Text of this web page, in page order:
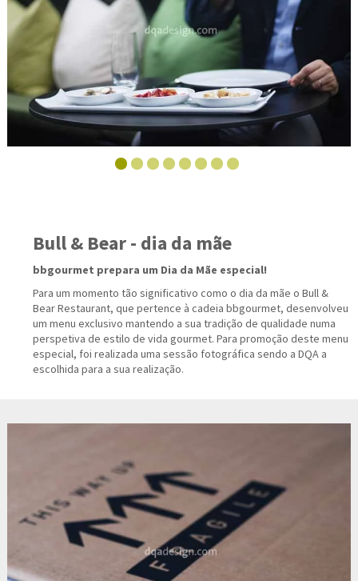
Bull & Bear - dia da mãe
bbgourmet prepara um Dia da Mãe especial!
Para um momento tão significativo como o dia da mãe o Bull &
Bear Restaurant, que pertence à cadeia bbgourmet, desenvolveu
um menu exclusivo mantendo a sua tradição de qualidade numa
perspetiva de estilo de vida gourmet. Para promoção deste menu
especial, foi realizada uma sessão fotográfica sendo a DQA a
escolhida para a sua realização.